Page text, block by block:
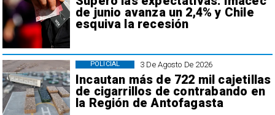
de junio avanza un 2,4% y Chile
esquiva la recesión
3 De Agosto De 2026
Incautan más de 722 mil cajetillas
de cigarrillos de contrabando en
la Región de Antofagasta
POLICIAL